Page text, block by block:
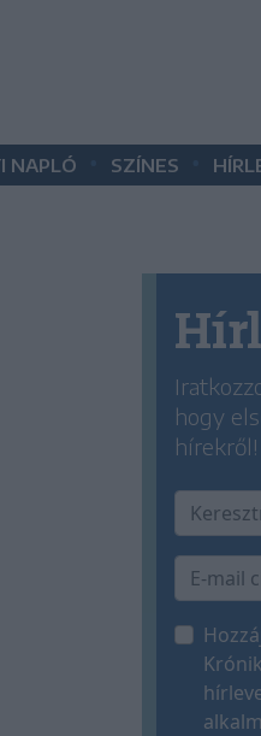
NAPLÓ SZÍNES
hogy
hírekről!